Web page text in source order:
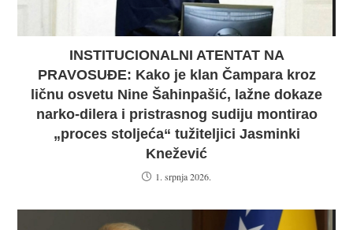
INSTITUCIONALNI ATENTAT NA
PRAVOSUĐE: Kako je klan Čampara kroz
ličnu osvetu Nine Šahinpašić, lažne dokaze
narko-dilera i pristrasnog sudiju montirao
„proces stoljeća“ tužiteljici Jasminki
Knežević
1. srpnja 2026.